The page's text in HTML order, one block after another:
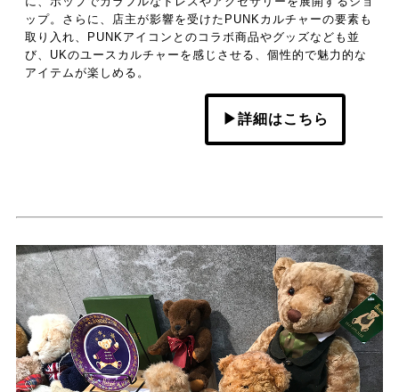
ップ。さらに、店主が影響を受けたPUNKカルチャーの要素も
取り入れ、PUNKアイコンとのコラボ商品やグッズなども並
び、UKのユースカルチャーを感じさせる、個性的で魅力的な
アイテムが楽しめる。
▶詳細はこちら